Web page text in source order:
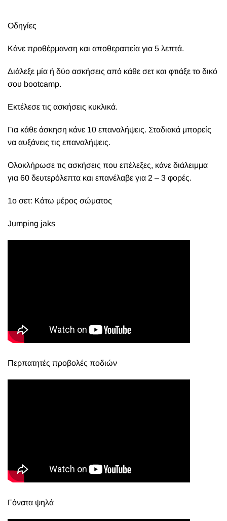
Οδηγίες
Κάνε προθέρμανση και αποθεραπεία για 5 λεπτά.
Διάλεξε μία ή δύο ασκήσεις από κάθε σετ και φτιάξε το δικό
σου bootcamp.
Εκτέλεσε τις ασκήσεις κυκλικά.
Για κάθε άσκηση κάνε 10 επαναλήψεις. Σταδιακά μπορείς
να αυξάνεις τις επαναλήψεις.
Ολοκλήρωσε τις ασκήσεις που επέλεξες, κάνε διάλειμμα
για 60 δευτερόλεπτα και επανέλαβε για 2 – 3 φορές.
1ο σετ: Κάτω μέρος σώματος
Jumping jaks
Περπατητές προβολές ποδιών
Γόνατα ψηλά